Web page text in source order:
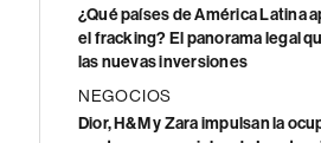
¿Qué países de América Latina
el fracking? El panorama legal
las nuevas inversiones
NEGOCIOS
Dior, H&M y Zara impulsan la